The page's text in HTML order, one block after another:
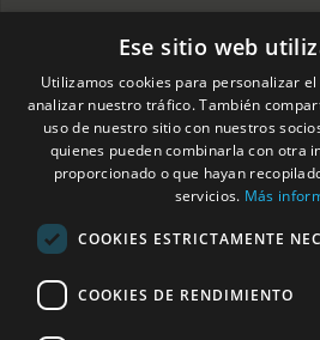
Compromisos
Arquitectos
Constructoras
Casas
Alicante
966275331
C/ Pardo
11c, 03007
Alacant,
Horario: Lunes
Ese sitio web
Utilizamos cookies para personalizar
analizar nuestro tráfico. También
uso de nuestro sitio con nuestros
quienes pueden combinarla con otra
proporcionado o que hayan
servicios. Más
COOKIES ESTRICTAMENTE
COOKIES DE RENDIMIENTO